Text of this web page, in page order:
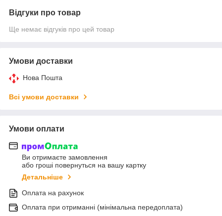
Відгуки про товар
Ще немає відгуків про цей товар
Умови доставки
Нова Пошта
Всі умови доставки
Умови оплати
Ви отримаєте замовлення
або гроші повернуться на вашу картку
Детальніше
Оплата на рахунок
Оплата при отриманні (мінімальна передоплата)